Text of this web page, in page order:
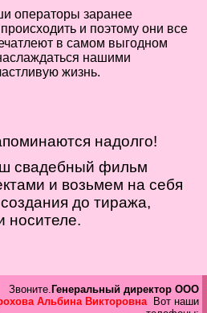
операторы заранее
происходить и поэтому они все
в самом выгодном
нашими
жизнь.
надолго!
свадебный фильм
и возьмем на себя
до тиража,
носителе.
Звоните. Генеральный директор ООО
Альбина ВикторовнаВот наши